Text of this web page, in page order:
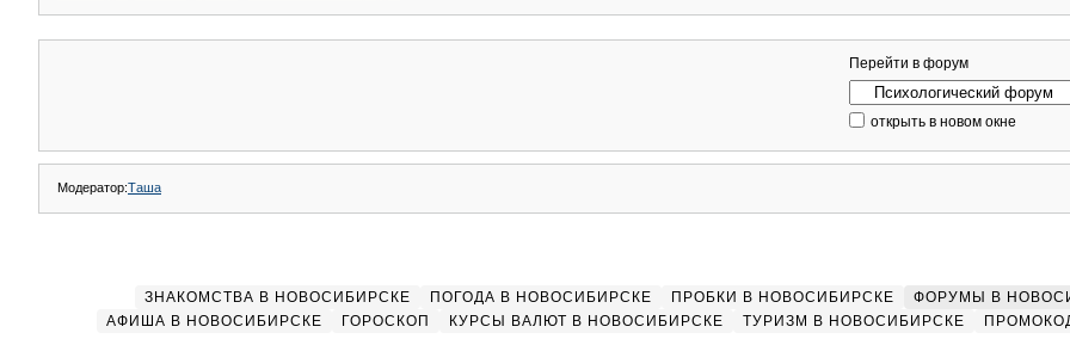
Перейти в форум
открыть в новом окне
Модератор:Таша
ЗНАКОМСТВА В НОВОСИБИРСКЕ ПОГОДА В НОВОСИБИРСКЕ ПРОБКИ В НОВОСИБИРСКЕ
ФОРУМЫ В
АФИША В НОВОСИБИРСКЕ
ГОРОСКОП КУРСЫ ВАЛЮТ В НОВОСИБИРСКЕ ТУРИЗМ В НОВОСИБИРСКЕ